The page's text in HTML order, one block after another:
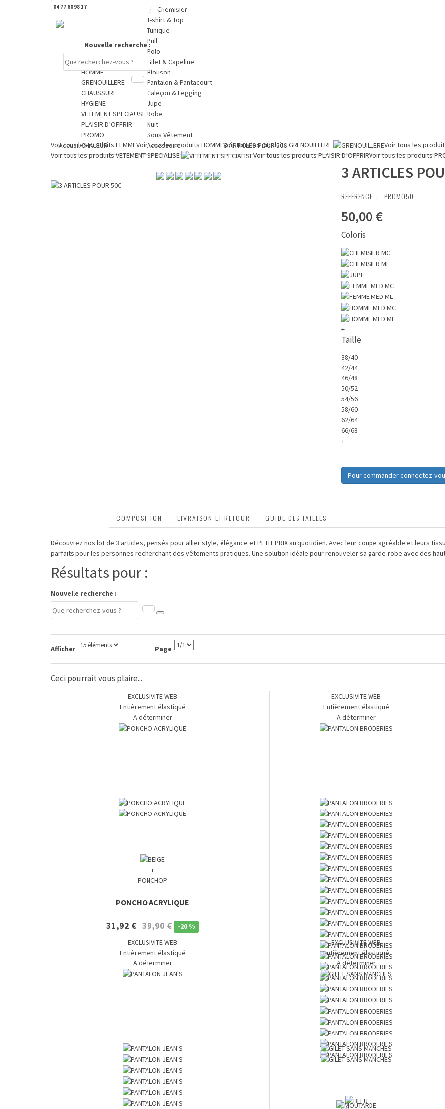
04 77 60 98 17 DERNIERS PRODUITS CONSULTÉS
Nouvelle recherche :
Compte
PANIER
Voir tous les produits FEMMEVoir tous les produits HOMMEVoir tous les produits GRENOUILLERE
Voir tous les
Voir tous les produitsVETEMENT SPECIALISE Voir tous les produitsPLAISIR D’OFFRIRVoir tous les produits
Accueil
FEMME
HOMME
GRENOUILLERE
CHAUSSURE
HYGIENE
VETEMENT SPECIALISE
PLAISIR D’OFFRIR
PROMO
CHALEUR
Chemisier
T-shirt & Top
Tunique
Pull
Polo
Gilet & Capeline
Blouson
Pantalon & Pantacourt
Caleçon & Legging
Jupe
Robe
Nuit
Sous Vêtement
Accessoire
3 ARTICLES POUR 50€
3 ARTICLES
RÉFÉRENCE : PROMO50
50,00 €
Coloris
+
Taille
38/40
42/44
46/48
50/52
54/56
58/60
62/64
66/68
+
Pour commander connectez-
COMPOSITION LIVRAISON ET RETOUR GUIDE DES TAILLES
Découvrez nos lot de 3 articles, pensés pour allier style, élégance et PETIT PRIX au quotidien. Avec leur coupe agréable et leurs
parfaits pour les personnes recherchant des vêtements pratiques. Une solution idéale pour renouveler sa garde-robe avec des
Résultats pour :
Nouvelle recherche :
Afficher Page
Ceci pourrait vous plaire...
EXCLUSIVITE WEB
Entièrement élastiqué
A déterminer
+
PONCHOP
PONCHO ACRYLIQUE
31,92 € 39,90 € -20 %
EXCLUSIVITE WEB
Entièrement élastiqué
A déterminer
EXCLUSIVITE WEB
Entièrement élastiqué
A déterminer
EXCLUSIVITE WEB
Entièrement élastiqué
A déterminer